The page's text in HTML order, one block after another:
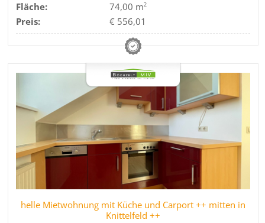
Fläche:
74,00 m2
Preis: € 556,01
helle Mietwohnung mit Küche und Carport ++ mitten in
Knittelfeld ++